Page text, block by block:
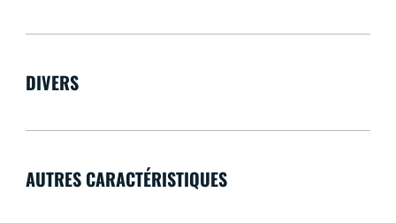
DIVERS
AUTRES CARACTÉRISTIQUES